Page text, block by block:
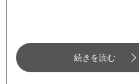
続きを読む